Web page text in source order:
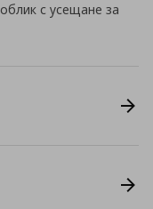
с усещане за